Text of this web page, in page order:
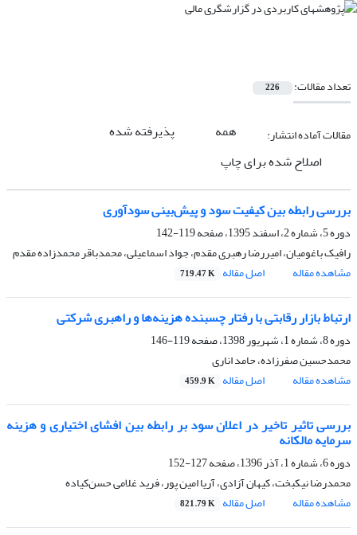
تعداد مقالات: 226
مقالات آماده انتشار: همه
پذیرفته شده
اصلاح شده برای چاپ
بررسی رابطه بین کیفیت سود و پیش‌‌بینی سودآوری
دوره 5، شماره 2، اسفند 1395، صفحه
119-142
رافیک باغومیان، امیررضا رهبری مقدم، جواد اسماعیلی، محمدباقر محمدزاده مقدم
مشاهده مقاله
اصل مقاله 719.47 K
ارتباط بازار رقابتی با رفتار چسبنده هزینه‌ها و راهبری شرکتی
دوره 8، شماره 1، شهریور 1398، صفحه
119-146
محمدحسین صفرزاده، حامد اناری
مشاهده مقاله
اصل مقاله 459.9 K
بررسی تاثیر تاخیر در اعلان سود بر رابطه‌‌ بین افشای اختیاری و هزینه
سرمایه مالکانه
دوره 6، شماره 1، آذر 1396، صفحه
127-152
محمدرضا نیکبخت، کیهان آزادی، آریا امین پور، فرید غلامی حسن‌کیاده
مشاهده مقاله
اصل مقاله 821.79 K